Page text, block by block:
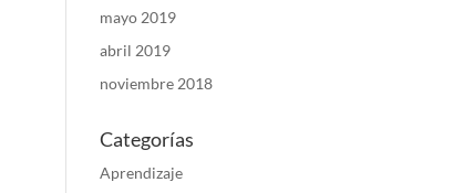
mayo 2019
abril 2019
noviembre 2018
Categorías
Aprendizaje